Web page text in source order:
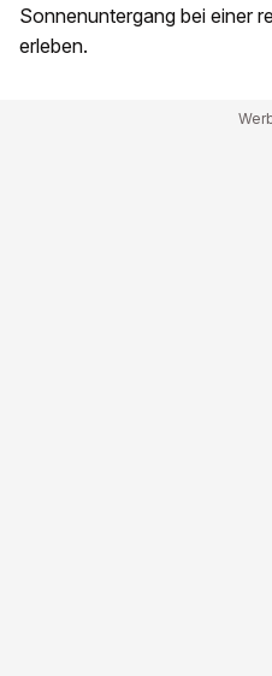
Sonnenuntergang bei einer
erleben.